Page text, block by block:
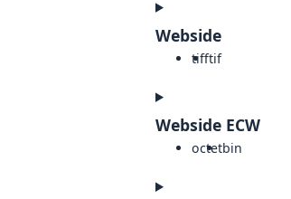
Webside
tifftif
Webside ECW
octetbin